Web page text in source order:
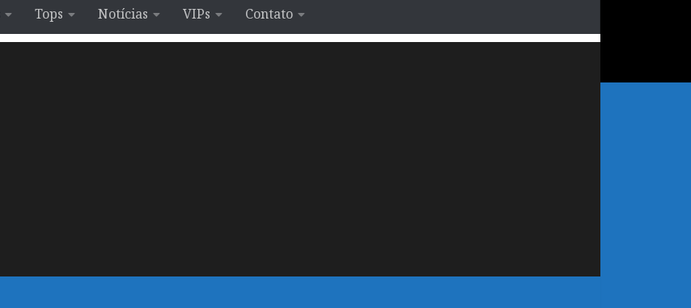
Tops Notícias VIPs Contato